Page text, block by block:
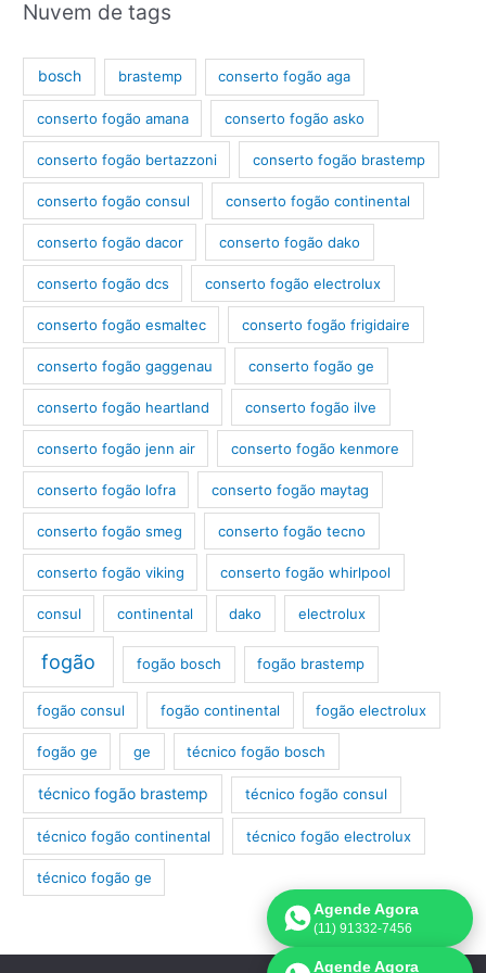
v
e
Nuvem de tags
bosch brastemp conserto fogão aga
conserto fogão amana conserto fogão asko
conserto fogão bertazzoni conserto fogão brastemp
conserto fogão consul conserto fogão continental
conserto fogão dacor conserto fogão dako
conserto fogão dcs conserto fogão electrolux
conserto fogão esmaltec conserto fogão frigidaire
conserto fogão gaggenau conserto fogão ge
conserto fogão heartland conserto fogão ilve
conserto fogão jenn air conserto fogão kenmore
conserto fogão lofra conserto fogão maytag
conserto fogão smeg conserto fogão tecno
conserto fogão viking conserto fogão whirlpool
consul continental dako electrolux
fogão fogão bosch fogão brastemp
fogão consul fogão continental fogão electrolux
fogão ge ge técnico fogão bosch
técnico fogão brastemp técnico fogão consul
técnico fogão continental técnico fogão electrolux
técnico fogão ge
Agende Agora
(11) 91332-7456
Agende Agora